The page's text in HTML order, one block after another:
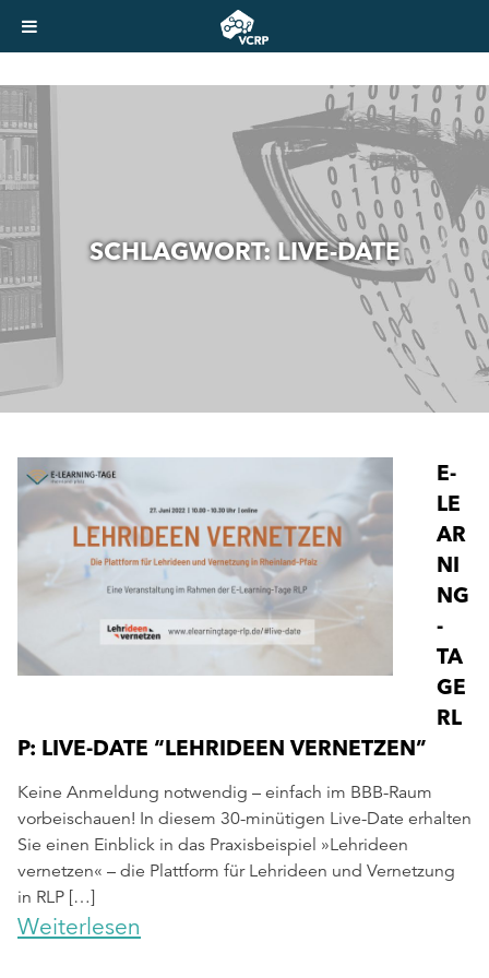
SCHLAGWORT:LIVE-DATE
E-
LE
AR
NI
NG
-
TA
GE
RL
P: LIVE-DATE “LEHRIDEEN VERNETZEN”
Keine Anmeldung notwendig – einfach im BBB-Raum
vorbeischauen! In diesem 30-minütigen Live-Date erhalten
Sie einen Einblick in das Praxisbeispiel »Lehrideen
vernetzen« – die Plattform für Lehrideen und Vernetzung
in RLP […]
Weiterlesen